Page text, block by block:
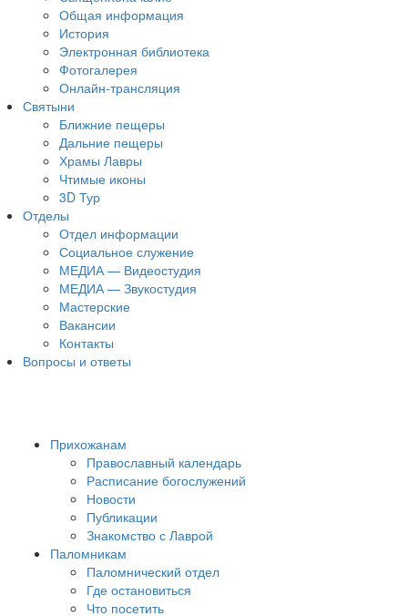
Общая информация
История
Электронная библиотека
Фотогалерея
Онлайн-трансляция
Святыни
Ближние пещеры
Дальние пещеры
Храмы Лавры
Чтимые иконы
3D Тур
Отделы
Отдел информации
Социальное служение
МЕДИА — Видеостудия
МЕДИА — Звукостудия
Мастерские
Вакансии
Контакты
Вопросы и ответы
Прихожанам
Православный календарь
Расписание богослужений
Новости
Публикации
Знакомство с Лаврой
Паломникам
Паломнический отдел
Где остановиться
Что посетить